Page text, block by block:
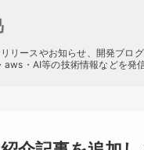
リースやお知らせ、開発ブロ
・AI等の技術情報などを発